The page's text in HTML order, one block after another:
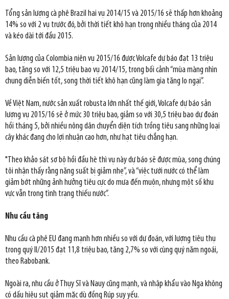
Tổng sản lượng cà phê Brazil hai vụ 2014/15 và 2015/16 sẽ thấp hơn khoảng
14% so với 2 vụ trước đó, bởi thời tiết khô hạn trong nhiều tháng của 2014
và kéo dài tới đầu 2015.
Sản lượng của Colombia niên vụ 2015/16 được Volcafe dự báo đạt 13 triệu
bao, tăng so với 12,5 triệu bao vụ 2014/15, trong bối cảnh “mùa màng nhìn
chung diễn biến tốt, song thời tiết khô hạn cũng làm gia tăng lo ngại”.
Về Việt Nam, nước sản xuất robusta lớn nhất thế giới, Volcafe dự báo sản
lượng vụ 2015/16 sẽ ở mức 30 triệu bao, giảm so với 30,5 triệu bao dự đoán
hồi tháng 5, bởi nhiều nông dân chuyển diện tích trồng tiêu sang những loại
cây khác đang cho lợi nhuận cao hơn, như hạt tiêu chẳng hạn.
"Theo khảo sát sơ bộ hồi đầu hè thì vụ này dự báo sẽ được mùa, song chúng
tôi nhận thấy rằng năng suất bị giảm nhẹ”, và “việc tưới nước có thể làm
giảm bớt những ảnh hưởng tiêu cực do mưa đến muộn, nhưng một số khu
vực vẫn trong tình trạng thiếu nước”.
Nhu cầu tăng
Nhu cầu cà phê EU đang mạnh hơn nhiều so với dự đoán, với lượng tiêu thụ
trong quý II/2015 đạt 11,8 triệu bao, tăng 2,7% so với cùng quý năm ngoái,
theo Rabobank.
Ngoài ra, nhu cầu ở Thụy Sĩ và Nauy cũng mạnh, và nhập khẩu vào Nga không
có dấu hiệu sụt giảm mặc dù đồng Rúp suy yếu.